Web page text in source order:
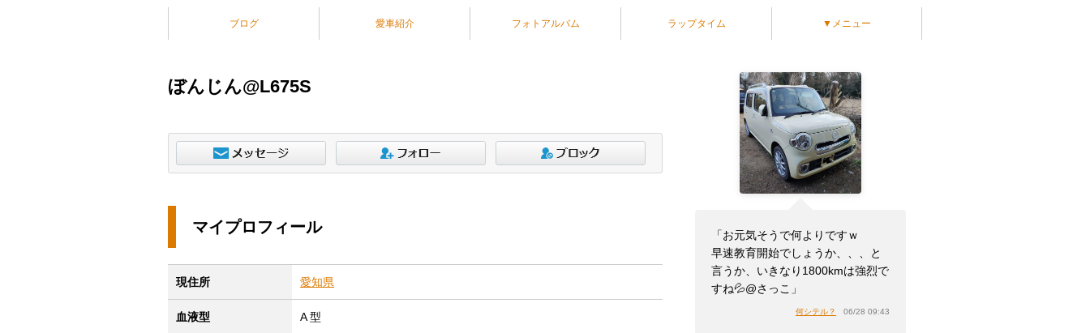
ブログ 愛車紹介 フォトアルバム ラップタイム ▼メニュー
ぼんじん@L675S
「お元気そうで何よりですｗ
早速教育開始でしょうか、、、と
言うか、いきなり1800kmは強烈で
すね💦@さっこ」
何シテル？ 06/28 09:43
マイプロフィール
現住所 愛知県
血液型 A 型